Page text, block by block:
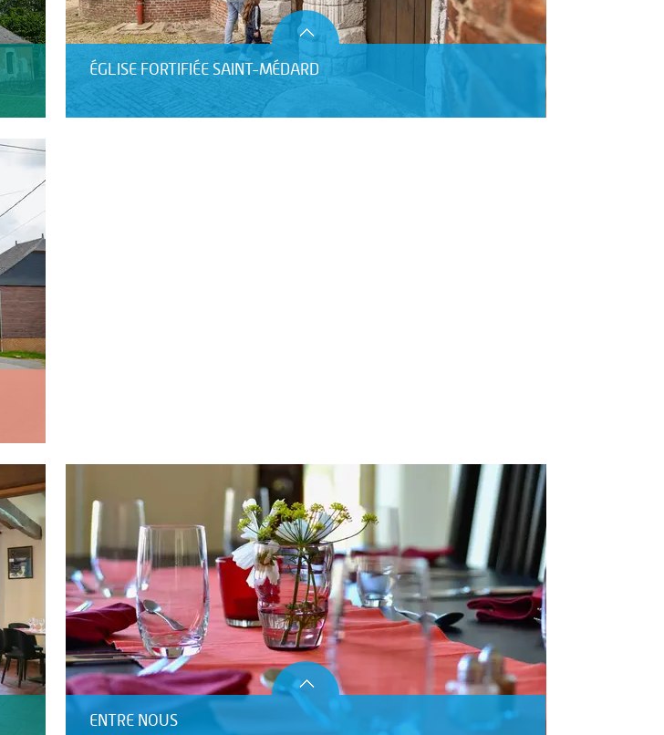
ÉGLISE FORTIFIÉE SAINT-MÉDARD
ENTRE NOUS